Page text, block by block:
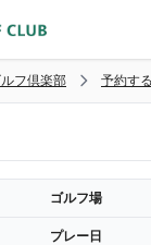
フ倶楽部 予約す
ゴルフ場
プレー日